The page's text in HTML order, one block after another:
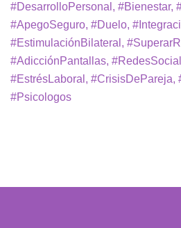
#DesarrolloPersonal, #Bienestar,
#ApegoSeguro, #Duelo,
#EstimulaciónBilateral,
#AdicciónPantallas,
#EstrésLaboral, #CrisisDePareja,
#Psicologos